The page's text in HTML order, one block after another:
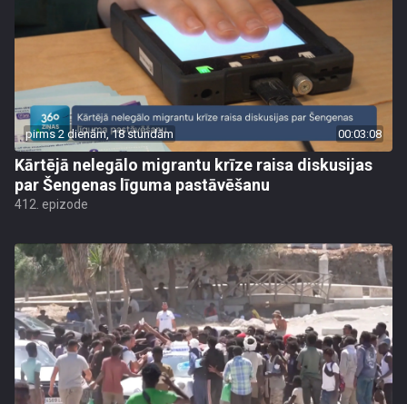
pirms 2 dienām, 18 stundām 00:03:08
Kārtējā nelegālo migrantu krīze raisa diskusijas
par Šengenas līguma pastāvēšanu
412. epizode